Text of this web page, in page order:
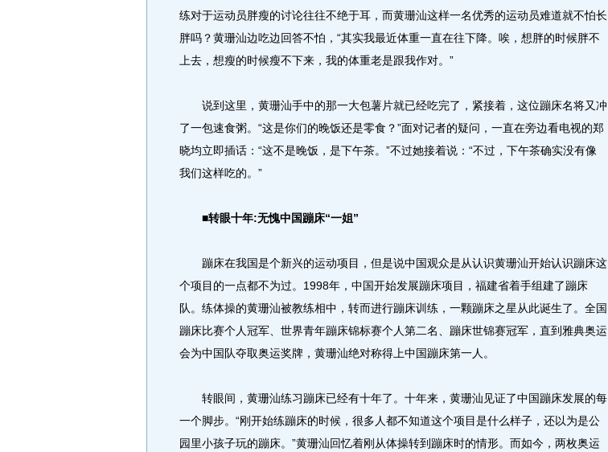
练对于运动员胖瘦的讨论往往不绝于耳，而黄珊汕这样一名优秀的运动员难道就不怕长
胖吗？黄珊汕边吃边回答不怕，“其实我最近体重一直在往下降。唉，想胖的时候胖不
上去，想瘦的时候瘦不下来，我的体重老是跟我作对。”
说到这里，黄珊汕手中的那一大包薯片就已经吃完了，紧接着，这位蹦床名将又冲
了一包速食粥。“这是你们的晚饭还是零食？”面对记者的疑问，一直在旁边看电视的郑
晓均立即插话：“这不是晚饭，是下午茶。”不过她接着说：“不过，下午茶确实没有像
我们这样吃的。”
■转眼十年:无愧中国蹦床“一姐”
蹦床在我国是个新兴的运动项目，但是说中国观众是从认识黄珊汕开始认识蹦床这
个项目的一点都不为过。1998年，中国开始发展蹦床项目，福建省着手组建了蹦床
队。练体操的黄珊汕被教练相中，转而进行蹦床训练，一颗蹦床之星从此诞生了。全国
蹦床比赛个人冠军、世界青年蹦床锦标赛个人第二名、蹦床世锦赛冠军，直到雅典奥运
会为中国队夺取奥运奖牌，黄珊汕绝对称得上中国蹦床第一人。
转眼间，黄珊汕练习蹦床已经有十年了。十年来，黄珊汕见证了中国蹦床发展的每
一个脚步。“刚开始练蹦床的时候，很多人都不知道这个项目是什么样子，还以为是公
园里小孩子玩的蹦床。”黄珊汕回忆着刚从体操转到蹦床时的情形。而如今，两枚奥运